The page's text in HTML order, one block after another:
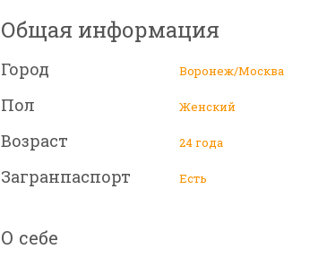
Общая информация
Город Воронеж/Москва
Пол Женский
Возраст 24 года
Загранпаспорт Есть
О себе